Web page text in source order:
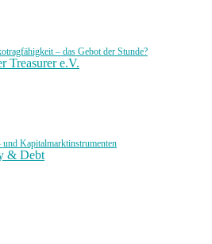
– das Gebot der Stunde?
Treasurer e.V.
Kapitalmarktinstrumenten
& Debt